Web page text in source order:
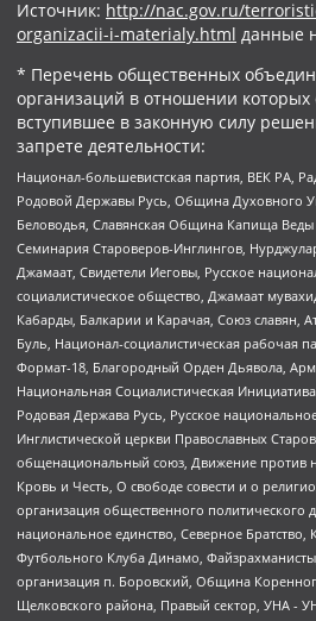
Источник: http://nac.gov.ru/
organizacii-i-materialy.html данные
* Перечень общественных
организаций в отношении которых
вступившее в законную силу
запрете деятельности:
Национал-большевистская партия, ВЕК РА,
Родовой Державы Русь, Община Духовного
Беловодья, Славянская Община Капища
Семинария Староверов-Инглингов,
Джамаат, Свидетели Иеговы, Русское
социалистическое общество, Джамаат
Кабарды, Балкарии и Карачая, Союз славян,
Буль, Национал-социалистическая рабочая
Формат-18, Благородный Орден Дьявола,
Национальная Социалистическая
Родовая Держава Русь, Русское
Инглистической церкви Православных
общенациональный союз, Движение против
Кровь и Честь, О свободе совести и о
организация общественного политического
национальное единство, Северное
Футбольного Клуба Динамо,
организация п. Боровский, Община
Щелковского района, Правый сектор, УНА -